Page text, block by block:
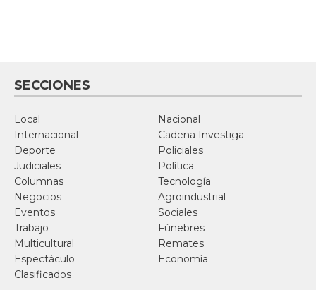
SECCIONES
Local
Nacional
Internacional
Cadena Investiga
Deporte
Policiales
Judiciales
Política
Columnas
Tecnología
Negocios
Agroindustrial
Eventos
Sociales
Trabajo
Fúnebres
Multicultural
Remates
Espectáculo
Economía
Clasificados